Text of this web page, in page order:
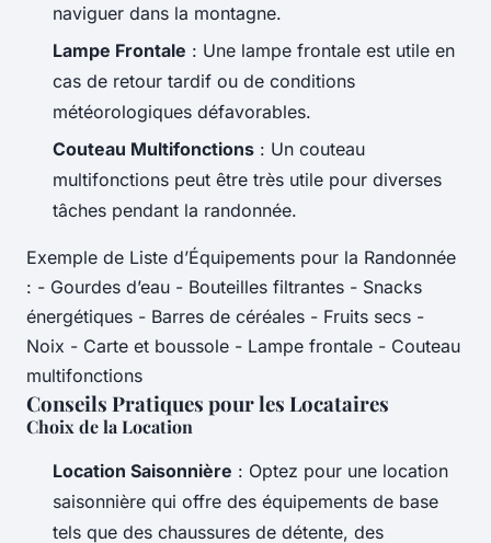
naviguer dans la montagne.
Lampe Frontale : Une lampe frontale est utile en
cas de retour tardif ou de conditions
météorologiques défavorables.
Couteau Multifonctions : Un couteau
multifonctions peut être très utile pour diverses
tâches pendant la randonnée.
Exemple de Liste d’Équipements pour la Randonnée
: - Gourdes d’eau - Bouteilles filtrantes - Snacks
énergétiques - Barres de céréales - Fruits secs -
Noix - Carte et boussole - Lampe frontale - Couteau
multifonctions
Conseils Pratiques pour les Locataires
Choix de la Location
Location Saisonnière : Optez pour une location
saisonnière qui offre des équipements de base
tels que des chaussures de détente, des